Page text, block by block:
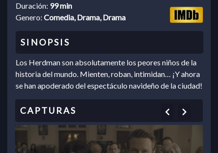
Duración: 99 min
Genero: Comedia, Drama, Drama
Los Herdman son absolutamente los peores niños de la
historia del mundo. Mienten, roban, intimidan… ¡Y ahora
se han apoderado del espectáculo navideño de la ciudad!
Previous